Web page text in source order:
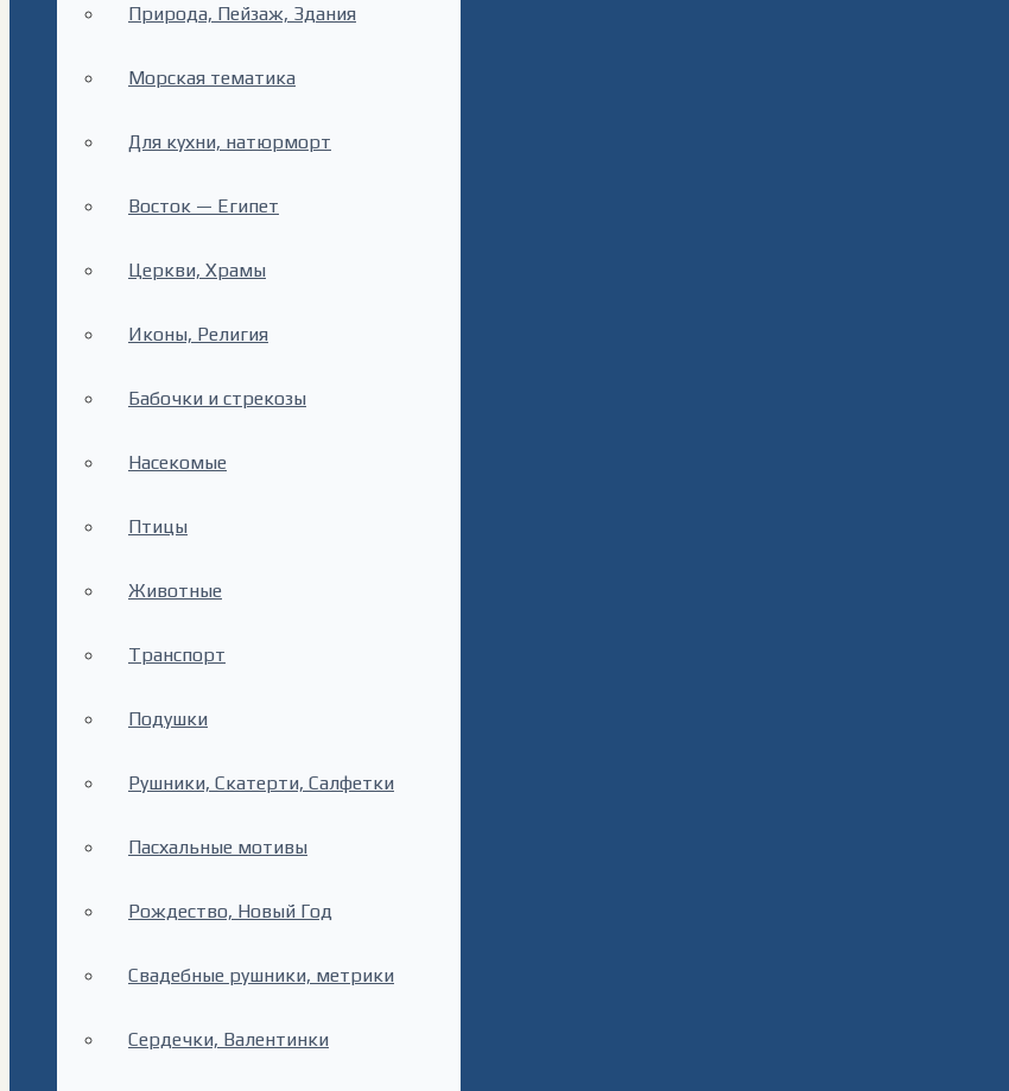
Природа, Пейзаж, Здания
Морская тематика
Для кухни, натюрморт
Восток — Египет
Церкви, Храмы
Иконы, Религия
Бабочки и стрекозы
Насекомые
Птицы
Животные
Транспорт
Подушки
Рушники, Скатерти, Салфетки
Пасхальные мотивы
Рождество, Новый Год
Свадебные рушники, метрики
Сердечки, Валентинки